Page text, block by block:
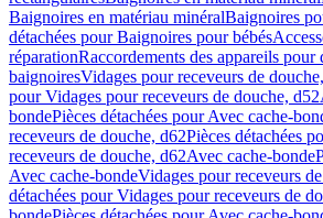
Baignoires en matériau minéralBaignoires
détachées pour Baignoires pour bébés
réparationRaccordements des appareils pour
baignoiresVidages pour receveurs de
pour Vidages pour receveurs de douche, d52
bondePièces détachées pour Avec cache-
receveurs de douche, d62Pièces détachées
receveurs de douche, d62Avec cache-bonde
Avec cache-bondeVidages pour receveurs
détachées pour Vidages pour receveurs de